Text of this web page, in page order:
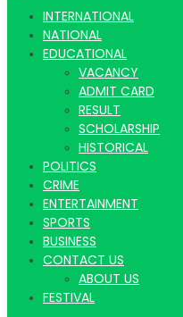
Latest
Hindi
News
INTERNATIONAL
NATIONAL
EDUCATIONAL
VACANCY
ADMIT CARD
RESULT
SCHOLARSHIP
HISTORICAL
POLITICS
CRIME
ENTERTAINMENT
SPORTS
BUSINESS
CONTACT US
ABOUT US
FESTIVAL